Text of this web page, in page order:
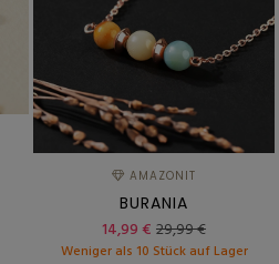
AMAZONIT
BURANIA
14,99 € 29,99 €
Weniger als 10 Stück auf Lager